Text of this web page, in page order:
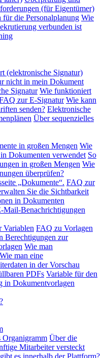
(für Eigentümer)
die Personalplanung Wie
verbunden ist
(elektronische Signatur)
nicht in mein Dokument
Signatur Wie funktioniert
zur E-Signatur Wie kann
senden? Elektronische
Über sequenzielles
in großen Mengen Wie
Dokumenten verwendet So
in großen Mengen Wie
überprüfen?
„Dokumente“. FAQ zur
Sie die Sichtbarkeit
in Dokumenten
Benachrichtigungen
Variablen FAQ zu Vorlagen
Berechtigungen zur
Wie man
Wie man eine
in der Vorschau
PDFs Variable für den
in Dokumentvorlagen
Organigramm Über die
Mitarbeiter versteckt
es innerhalb der Plattform?